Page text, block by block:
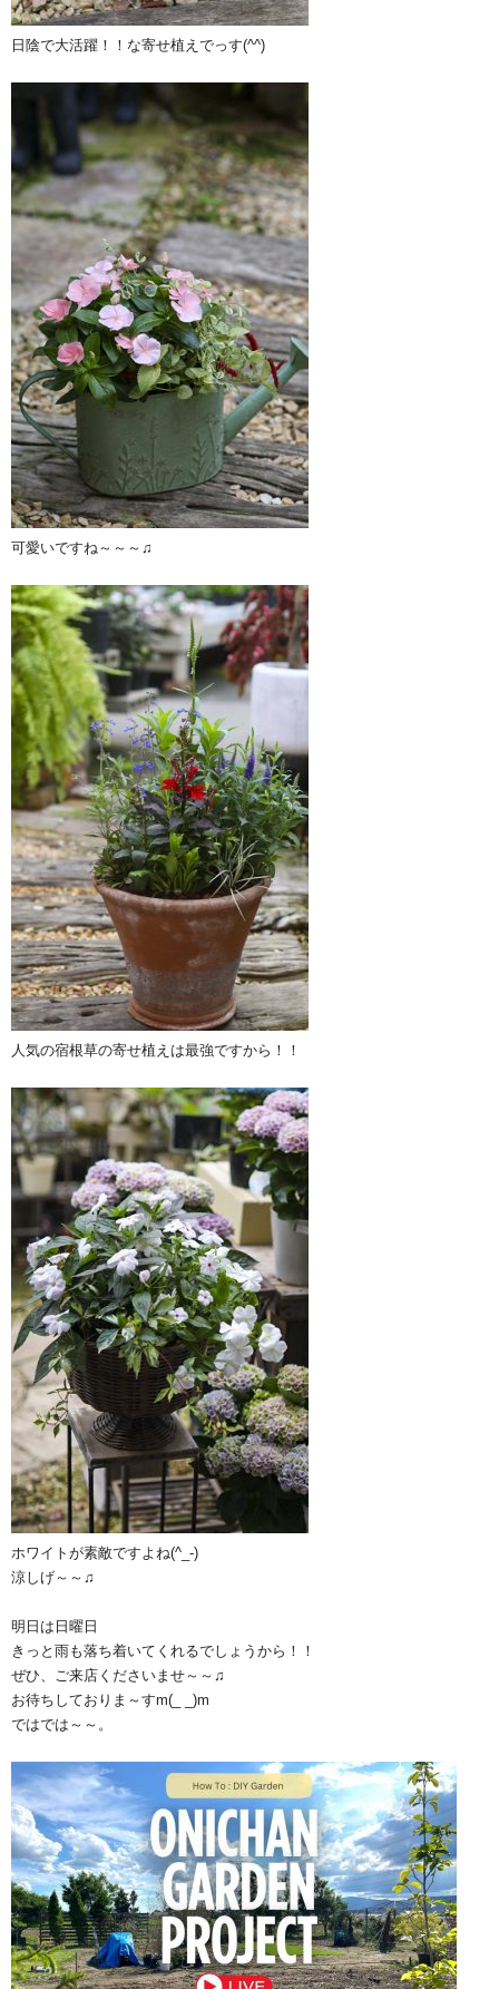
日陰で大活躍！！な寄せ植えでっす(^^)
可愛いですね～～～♫
人気の宿根草の寄せ植えは最強ですから！！
ホワイトが素敵ですよね(^_-)
涼しげ～～♫
明日は日曜日
きっと雨も落ち着いてくれるでしょうから！！
ぜひ、ご来店くださいませ～～♫
お待ちしておりま～すm(_ _)m
ではでは～～。